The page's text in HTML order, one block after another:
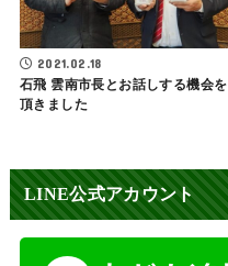
2021.02.18
石飛 雲南市長とお話しする機会を
頂きました
LINE公式アカウント